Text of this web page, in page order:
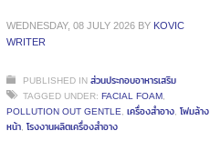
WEDNESDAY, 08 JULY 2026 BY KOVIC
WRITER
PUBLISHED INส่วนประกอบอาหารเสริม
TAGGED UNDER: FACIAL FOAM,
POLLUTION OUT GENTLE, เครื่องสำอาง, โฟมล้าง
หน้า, โรงงานผลิตเครื่องสำอาง